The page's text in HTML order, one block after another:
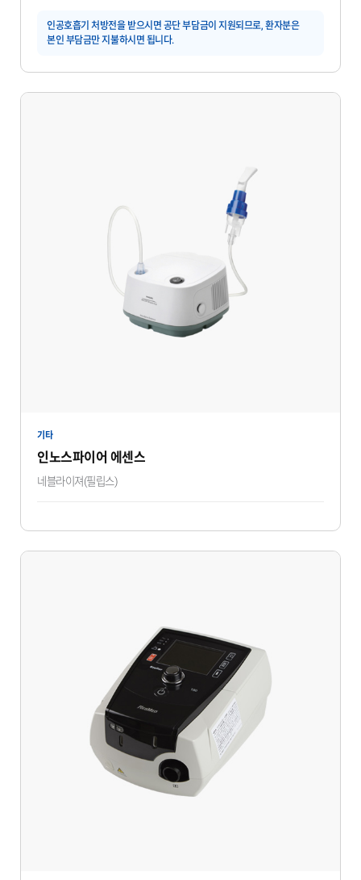
인공호흡기 처방전을 받으시면 공단 부담금이 지원되므로, 환자분은
본인 부담금만 지불하시면 됩니다.
기타
인노스파이어 에센스
네블라이져(필립스)